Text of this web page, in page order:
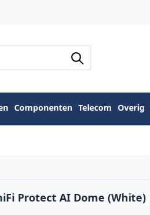
Componenten Telecom Overig
Protect AI Dome (White)